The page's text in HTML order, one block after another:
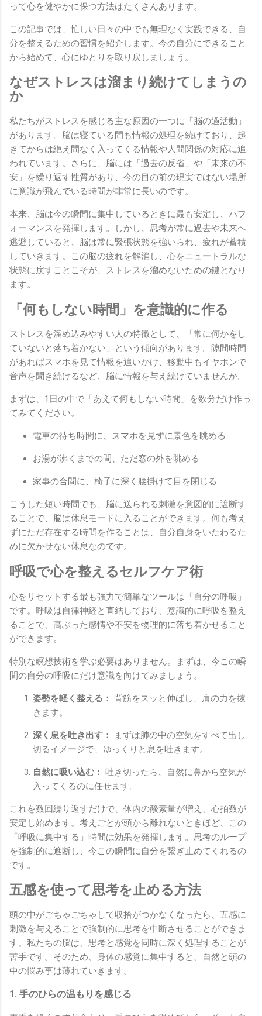
って心を健やかに保つ方法はたくさんあります。
この記事では、忙しい日々の中でも無理なく実践できる、自
分を整えるための習慣を紹介します。今の自分にできること
から始めて、心にゆとりを取り戻しましょう。
なぜストレスは溜まり続けてしまうの
か
私たちがストレスを感じる主な原因の一つに「脳の過活動」
があります。脳は寝ている間も情報の処理を続けており、起
きてからは絶え間なく入ってくる情報や人間関係の対応に追
われています。さらに、脳には「過去の反省」や「未来の不
安」を繰り返す性質があり、今の目の前の現実ではない場所
に意識が飛んでいる時間が非常に長いのです。
本来、脳は今の瞬間に集中しているときに最も安定し、パフ
ォーマンスを発揮します。しかし、思考が常に過去や未来へ
逃避していると、脳は常に緊張状態を強いられ、疲れが蓄積
していきます。この脳の疲れを解消し、心をニュートラルな
状態に戻すことこそが、ストレスを溜めないための鍵となり
ます。
「何もしない時間」を意識的に作る
ストレスを溜め込みやすい人の特徴として、「常に何かをし
ていないと落ち着かない」という傾向があります。隙間時間
があればスマホを見て情報を追いかけ、移動中もイヤホンで
音声を聞き続けるなど、脳に情報を与え続けていませんか。
まずは、1日の中で「あえて何もしない時間」を数分だけ作っ
てみてください。
電車の待ち時間に、スマホを見ずに景色を眺める
お湯が沸くまでの間、ただ窓の外を眺める
家事の合間に、椅子に深く腰掛けて目を閉じる
こうした短い時間でも、脳に送られる刺激を意図的に遮断す
ることで、脳は休息モードに入ることができます。何も考え
ずにただ存在する時間を作ることは、自分自身をいたわるた
めに欠かせない休息なのです。
呼吸で心を整えるセルフケア術
心をリセットする最も強力で簡単なツールは「自分の呼吸」
です。呼吸は自律神経と直結しており、意識的に呼吸を整え
ることで、高ぶった感情や不安を物理的に落ち着かせること
ができます。
特別な瞑想技術を学ぶ必要はありません。まずは、今この瞬
間の自分の呼吸にだけ意識を向けてみましょう。
姿勢を軽く整える： 背筋をスッと伸ばし、肩の力を抜
きます。
深く息を吐き出す：
まずは肺の中の空気をすべて出し
切るイメージで、ゆっくりと息を吐きます。
自然に吸い込む： 吐き切ったら、自然に鼻から空気が
入ってくるのに任せます。
これを数回繰り返すだけで、体内の酸素量が増え、心拍数が
安定し始めます。考えごとが頭から離れないときほど、この
「呼吸に集中する」時間は効果を発揮します。思考のループ
を強制的に遮断し、今この瞬間に自分を繋ぎ止めてくれるの
です。
五感を使って思考を止める方法
頭の中がごちゃごちゃして収拾がつかなくなったら、五感に
刺激を与えることで強制的に思考を中断させることができま
す。私たちの脳は、思考と感覚を同時に深く処理することが
苦手です。そのため、身体の感覚に集中すると、自然と頭の
中の悩み事は薄れていきます。
1. 手のひらの温もりを感じる